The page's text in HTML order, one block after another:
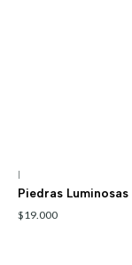
|
Piedras
$19.000